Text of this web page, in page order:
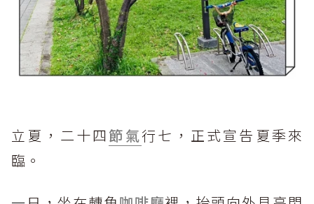
立夏，二十四節氣行七，正式宣告夏季來
臨。